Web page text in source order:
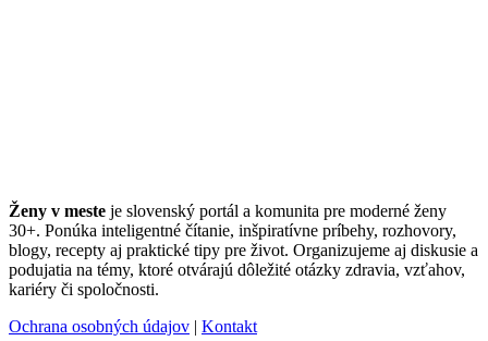
Ženy v meste je slovenský portál a komunita pre moderné ženy
30+. Ponúka inteligentné čítanie, inšpiratívne príbehy, rozhovory,
blogy, recepty aj praktické tipy pre život. Organizujeme aj diskusie a
podujatia na témy, ktoré otvárajú dôležité otázky zdravia, vzťahov,
kariéry či spoločnosti.
Ochrana osobných údajov | Kontakt